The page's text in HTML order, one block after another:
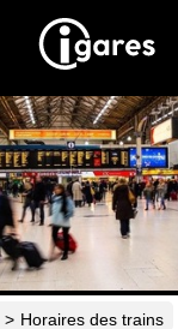
Recherche
Location de
Hôtels
> Horaires des trains